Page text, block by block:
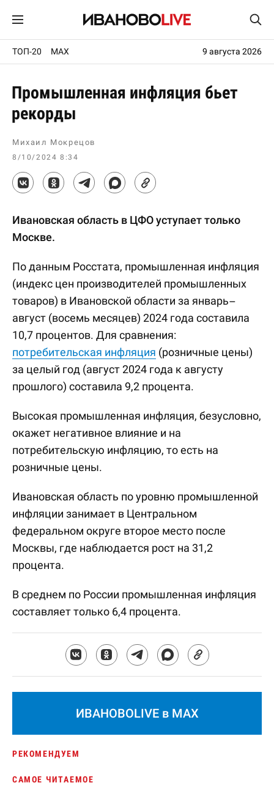
ТОП-20 MAX 9 августа 2026
Промышленная инфляция бьет
рекорды
Михаил Мокрецов
8/10/2024 8:34
Ивановская область в ЦФО уступает только
Москве.
По данным Росстата, промышленная инфляция
(индекс цен производителей промышленных
товаров) в Ивановской области за январь–
август (восемь месяцев) 2024 года составила
10,7 процентов. Для сравнения:
потребительская инфляция (розничные цены)
за целый год (август 2024 года к августу
прошлого) составила 9,2 процента.
Высокая промышленная инфляция, безусловно,
окажет негативное влияние и на
потребительскую инфляцию, то есть на
розничные цены.
Ивановская область по уровню промышленной
инфляции занимает в Центральном
федеральном округе второе место после
Москвы, где наблюдается рост на 31,2
процента.
В среднем по России промышленная инфляция
составляет только 6,4 процента.
ИВАНОВОLIVE в MAX
РЕКОМЕНДУЕМ
САМОЕ ЧИТАЕМОЕ